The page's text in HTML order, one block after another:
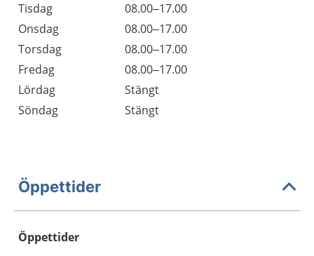
Tisdag
08.00–17.00
Onsdag
08.00–17.00
Torsdag
08.00–17.00
Fredag
08.00–17.00
Lördag
Stängt
Söndag
Stängt
Öppettider
Öppettider